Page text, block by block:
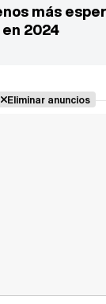
más
en 2024
Eliminar anuncios